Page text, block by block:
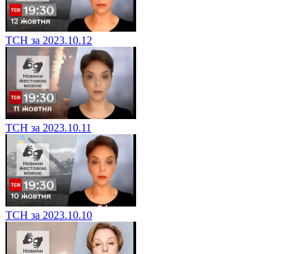
ТСН за 2023.10.12
ТСН за 2023.10.11
ТСН за 2023.10.10